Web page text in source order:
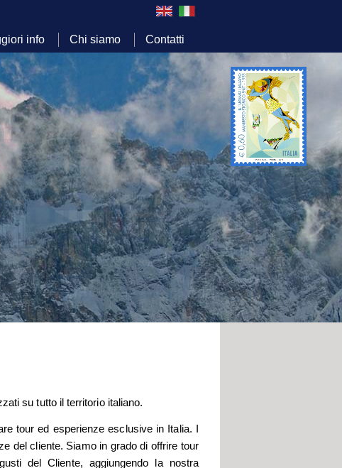
info Chi siamo Contatti
su tutto il territorio italiano.
tour ed esperienze esclusive in Italia. I
del cliente. Siamo in grado di offrire tour
del Cliente, aggiungendo la nostra